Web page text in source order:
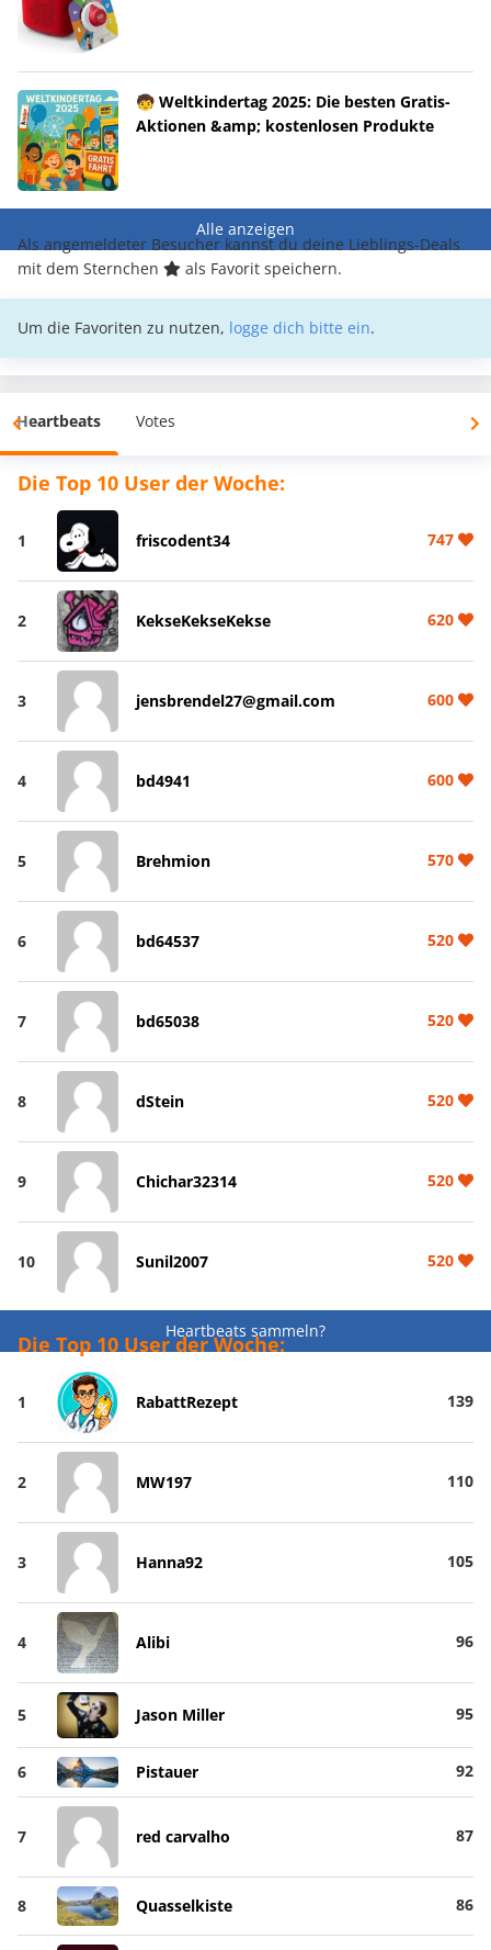
🧒 Weltkindertag 2025: Die besten Gratis-
Aktionen &amp; kostenlosen Produkte
Alle anzeigen
Als angemeldeter Besucher kannst du deine Lieblings-Deals
mit dem Sternchen
als Favorit speichern.
Um die Favoriten zu nutzen, logge dich bitte ein.
Heartbeats Votes
Die Top 10 User der Woche:
1 friscodent34 747
2 KekseKekseKekse 620
3 jensbrendel27@gmail.com 600
4 bd4941 600
5 Brehmion 570
6 bd64537 520
7 bd65038 520
8 dStein 520
9 Chichar32314 520
10 Sunil2007 520
Heartbeats sammeln?
Die Top 10 User der Woche:
1 RabattRezept 139
2 MW197 110
3 Hanna92 105
4 Alibi 96
5 Jason Miller 95
6 Pistauer 92
7 red carvalho 87
8 Quasselkiste 86